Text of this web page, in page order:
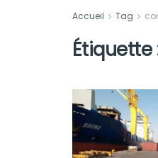
Accueil Tag
Étiquette